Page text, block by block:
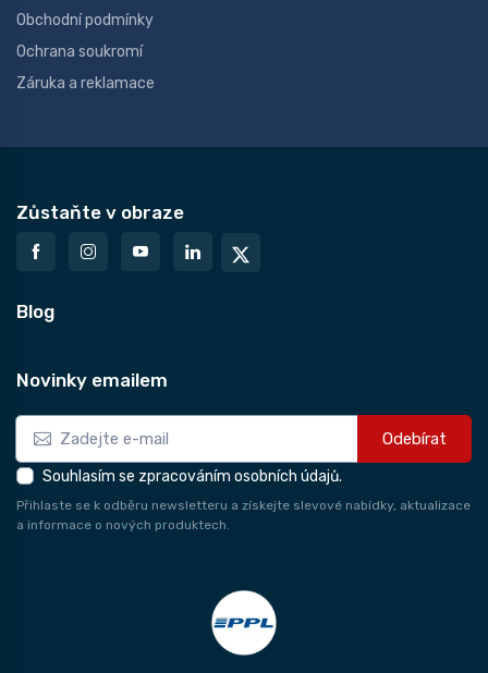
Obchodní podmínky
Ochrana soukromí
Záruka a reklamace
Zůstaňte v obraze
Blog
Novinky emailem
Odebírat
Souhlasím se zpracováním osobních údajů.
Přihlaste se k odběru newsletteru a získejte slevové nabídky, aktualizace
a informace o nových produktech.